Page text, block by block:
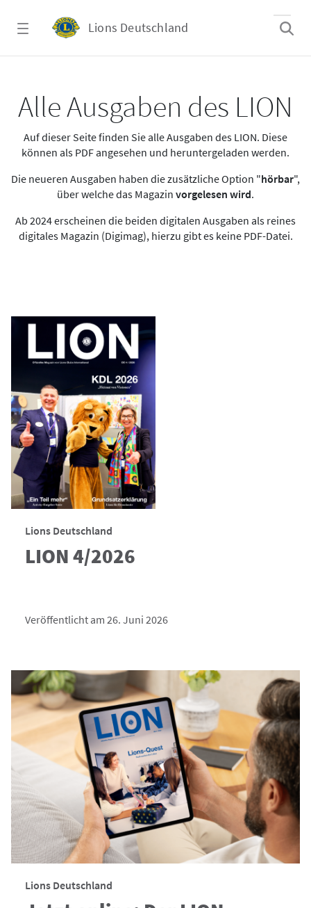
Lions Deutschland
Alle Ausgaben des LION
Auf dieser Seite finden Sie alle Ausgaben des LION. Diese
können als PDF angesehen und heruntergeladen werden.
Die neueren Ausgaben haben die zusätzliche Option "hörbar",
über welche das Magazin vorgelesen wird.
Ab 2024 erscheinen die beiden digitalen Ausgaben als reines
digitales Magazin (Digimag), hierzu gibt es keine PDF-Datei.
Lions Deutschland
LION 4/2026
Veröffentlicht am 26. Juni 2026
Lions Deutschland